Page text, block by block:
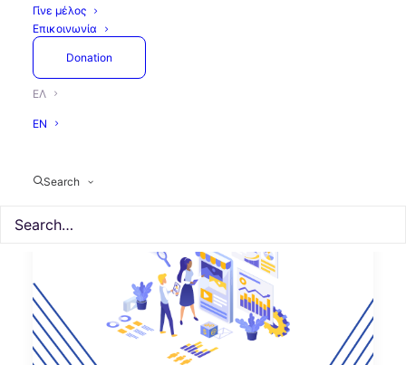
Γίνε μέλος
Επικοινωνία
Donation
ΕΛ
EN
Search